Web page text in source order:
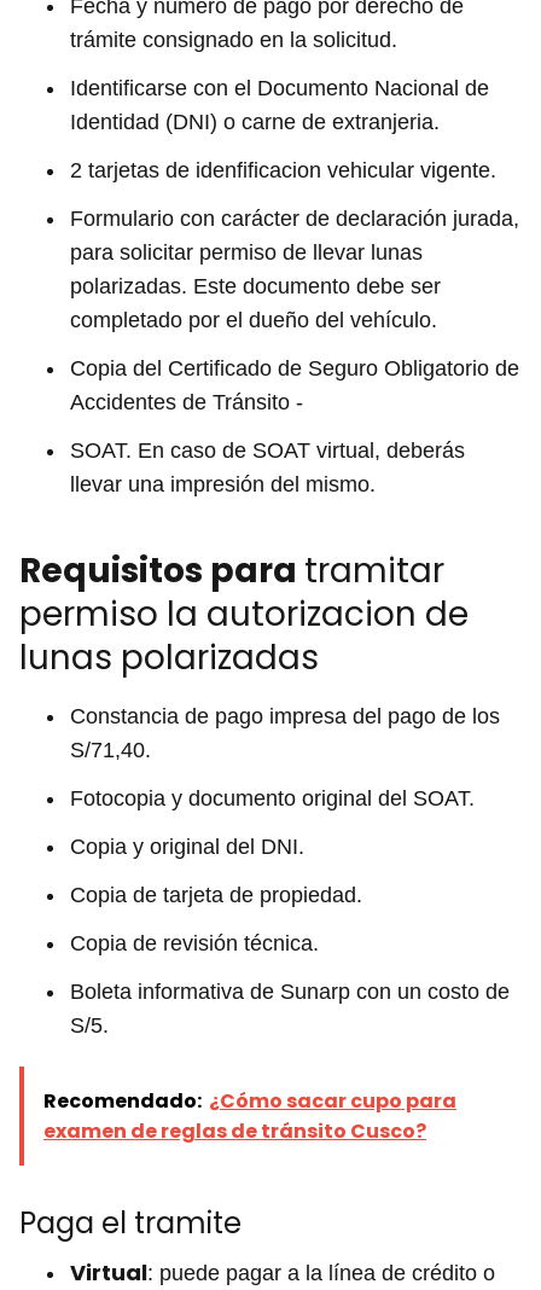
Fecha y número de pago por derecho de
trámite consignado en la solicitud.
Identificarse con el Documento Nacional de
Identidad (DNI) o carne de extranjeria.
2 tarjetas de idenfificacion vehicular vigente.
Formulario con carácter de declaración jurada,
para solicitar permiso de llevar lunas
polarizadas. Este documento debe ser
completado por el dueño del vehículo.
Copia del Certificado de Seguro Obligatorio de
Accidentes de Tránsito -
SOAT. En caso de SOAT virtual, deberás
llevar una impresión del mismo.
Requisitos para tramitar
permiso la autorizacion de
lunas polarizadas
Constancia de pago impresa del pago de los
S/71,40.
Fotocopia y documento original del SOAT.
Copia y original del DNI.
Copia de tarjeta de propiedad.
Copia de revisión técnica.
Boleta informativa de Sunarp con un costo de
S/5.
Recomendado: ¿Cómo sacar cupo para
examen de reglas de tránsito Cusco?
Paga el tramite
Virtual: puede pagar a la línea de crédito o